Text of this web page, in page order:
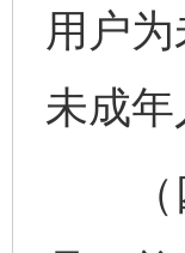
用户
未成
（四